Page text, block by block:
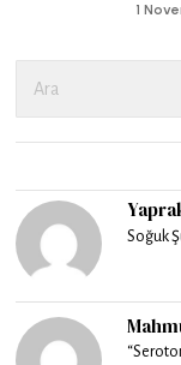
1
Soğuk